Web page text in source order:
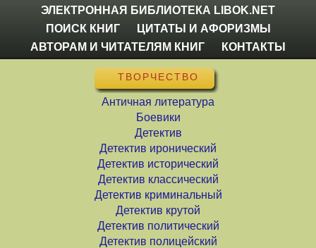
ЭЛЕКТРОННАЯ БИБЛИОТЕКА LIBOK.NET
ПОИСК КНИГ
ЦИТАТЫ И АФОРИЗМЫ
АВТОРАМ И ЧИТАТЕЛЯМ КНИГ
КОНТАКТЫ
ТВОРЧЕСТВО
Античная литература
Боевики
Детектив
Детектив иронический
Детектив исторический
Детектив классический
Детектив криминальный
Детектив крутой
Детектив политический
Детектив полицейский